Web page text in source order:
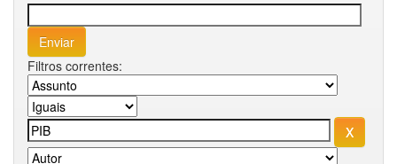
Filtros correntes: